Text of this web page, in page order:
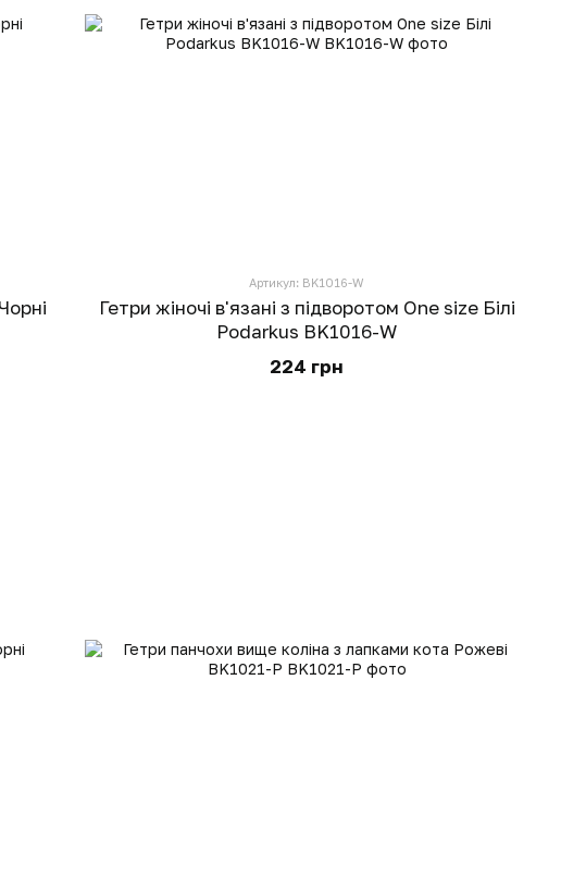
Артикул: BK1016-W
Гетри жіночі в'язані з підворотом One size Білі
Podarkus BK1016-W
224 грн